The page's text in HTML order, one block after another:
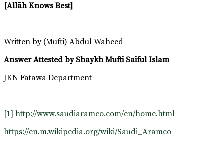
[Allãh Knows Best]
Written by (Mufti) Abdul Waheed
Answer Attested by Shaykh Mufti Saiful Islam
JKN Fatawa Department
[1] http://www.saudiaramco.com/en/home.html
https://en.m.wikipedia.org/wiki/Saudi_Aramco